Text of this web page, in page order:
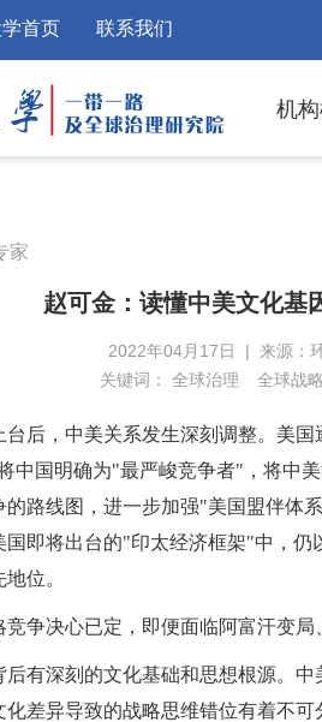
首页 联系我们
机
家
赵可金：读懂中美文化基
2022年04月17日 | 来源：
关键词： 全球治理 全球战
台后，中美关系发生深刻调整。美
中国明确为"最严峻竞争者"，将中
的路线图，进一步加强"美国盟伴
即将出台的"印太经济框架"中，
位。
竞争决心已定，即便面临阿富汗变
后有深刻的文化基础和思想根源。
差异导致的战略思维错位有着不可